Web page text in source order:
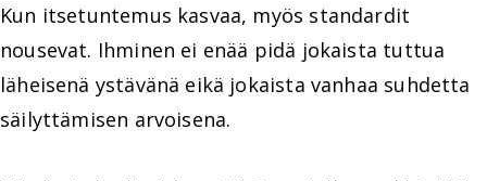
Kun itsetuntemus kasvaa, myös standardit
nousevat. Ihminen ei enää pidä jokaista tuttua
läheisenä ystävänä eikä jokaista vanhaa suhdetta
säilyttämisen arvoisena.